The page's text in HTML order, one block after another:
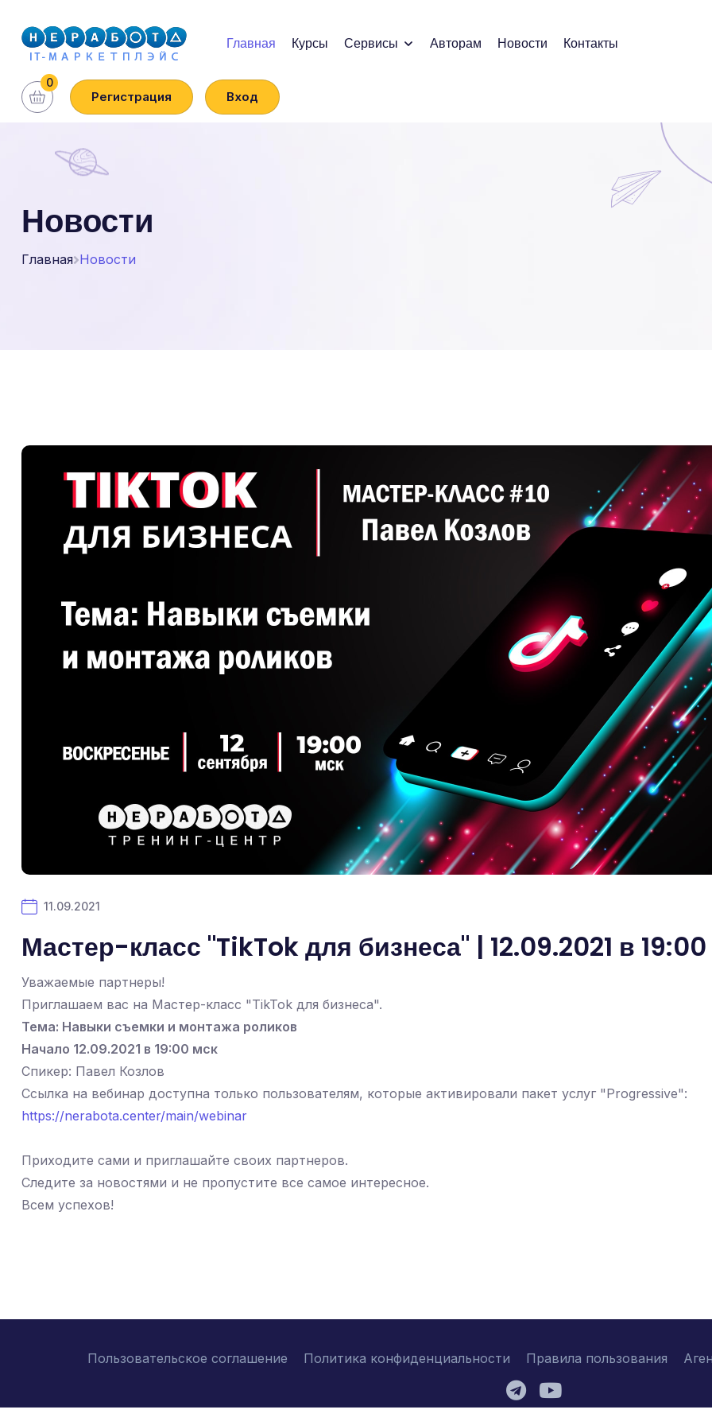
Главная Курсы Сервисы Авторам Новости Контакты
0
Регистрация Вход
Новости
Главная Новости
11.09.2021
Мастер-класс "TikTok для бизнеса" | 12.09.2021 в
Уважаемые партнеры!
Приглашаем вас на Мастер-класс "TikTok для бизнеса".
Тема: Навыки съемки и монтажа роликов
Начало 12.09.2021 в 19:00 мск
Спикер: Павел Козлов
Ссылка на вебинар доступна только пользователям, которые активировали пакет услуг "Progressive":
https://nerabota.center/main/webinar
Приходите сами и приглашайте своих партнеров.
Следите за новостями и не пропустите все самое интересное.
Всем успехов!
Пользовательское соглашение Политика конфиденциальности Правила пользования